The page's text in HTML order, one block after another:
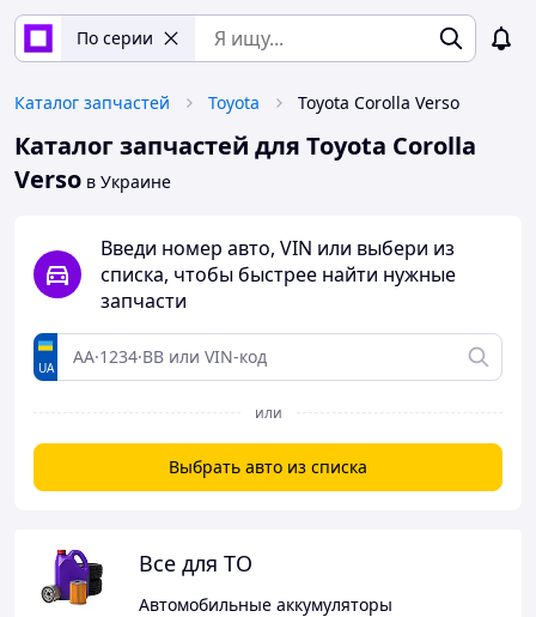
По серии
Каталог запчастей Toyota Toyota Corolla Verso
Каталог запчастей для Toyota Corolla
Verso в Украине
Введи номер авто, VIN или выбери из
списка, чтобы быстрее найти нужные
запчасти
UA
или
Выбрать авто из списка
Все для ТО
Автомобильные аккумуляторы